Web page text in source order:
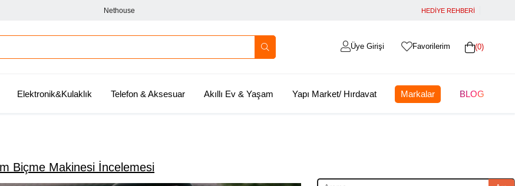
Nethouse HEDİYE REHBERİ
0
Favorilerim
Üye Girişi
Elektronik&Kulaklık Telefon & Aksesuar Akıllı Ev & Yaşam Yapı Market/ Hırdavat Markalar BLOG
Biçme Makinesi İncelemesi